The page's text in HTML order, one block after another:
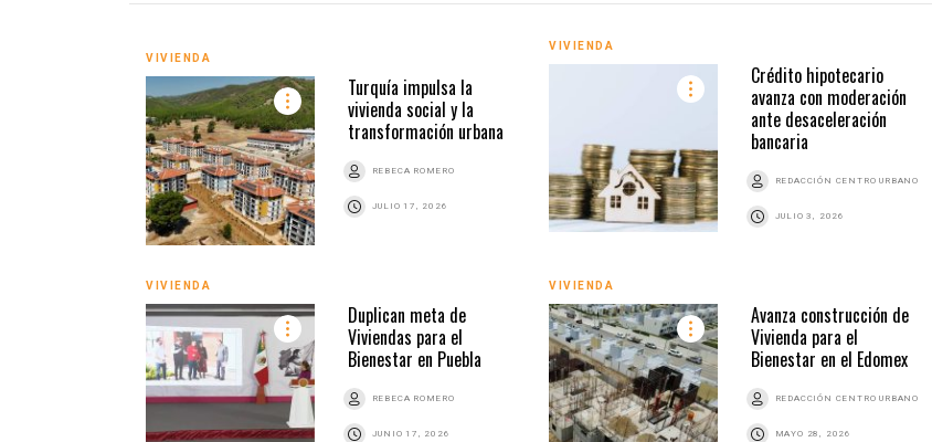
VIVIENDA
Turquía impulsa la
vivienda social y la
transformación urbana
REBECA ROMERO
JULIO 17, 2026
VIVIENDA
Crédito hipotecario
avanza con moderación
ante desaceleración
bancaria
REDACCIÓN CENTRO URBANO
JULIO 3, 2026
VIVIENDA
Duplican meta de
Viviendas para el
Bienestar en Puebla
REBECA ROMERO
JUNIO 17, 2026
VIVIENDA
Avanza construcción de
Vivienda para el
Bienestar en el Edomex
REDACCIÓN CENTRO URBANO
MAYO 28, 2026